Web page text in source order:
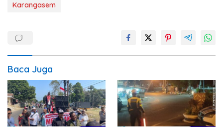
Karangasem
Baca Juga